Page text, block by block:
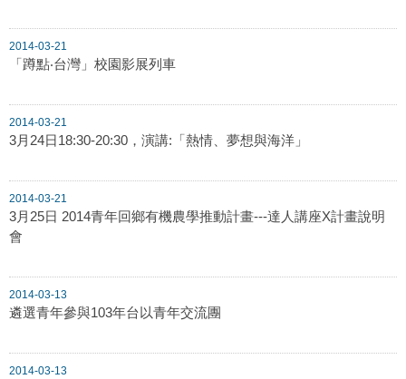
2014-03-21
「蹲點‧台灣」校園影展列車
2014-03-21
3月24日18:30-20:30，演講:「熱情、夢想與海洋」
2014-03-21
3月25日 2014青年回鄉有機農學推動計畫---達人講座X計畫說明
會
2014-03-13
遴選青年參與103年台以青年交流團
2014-03-13